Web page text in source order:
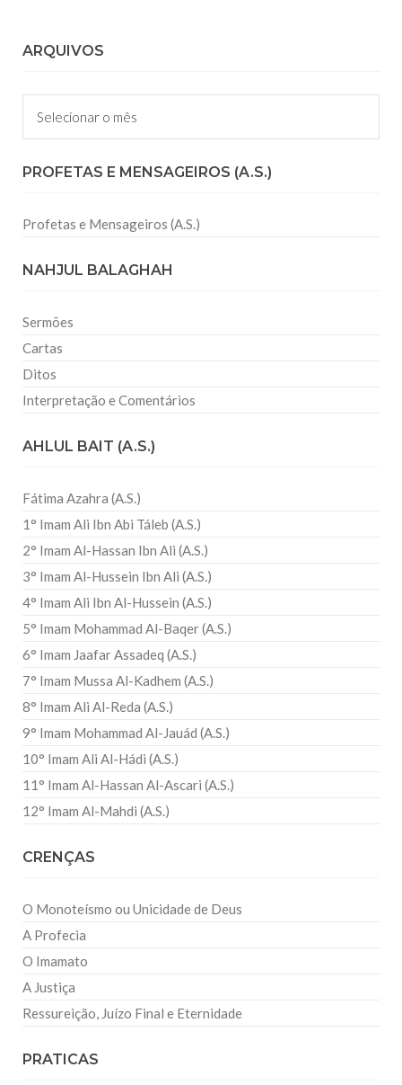
ARQUIVOS
Arquivos
PROFETAS E MENSAGEIROS (A.S.)
Profetas e Mensageiros (A.S.)
NAHJUL BALAGHAH
Sermões
Cartas
Ditos
Interpretação e Comentários
AHLUL BAIT (A.S.)
Fátima Azahra (A.S.)
1° Imam Ali Ibn Abi Táleb (A.S.)
2° Imam Al-Hassan Ibn Ali (A.S.)
3° Imam Al-Hussein Ibn Ali (A.S.)
4° Imam Ali Ibn Al-Hussein (A.S.)
5° Imam Mohammad Al-Baqer (A.S.)
6° Imam Jaafar Assadeq (A.S.)
7° Imam Mussa Al-Kadhem (A.S.)
8° Imam Ali Al-Reda (A.S.)
9° Imam Mohammad Al-Jauád (A.S.)
10° Imam Ali Al-Hádi (A.S.)
11° Imam Al-Hassan Al-Ascari (A.S.)
12° Imam Al-Mahdi (A.S.)
CRENÇAS
O Monoteísmo ou Unicidade de Deus
A Profecia
O Imamato
A Justiça
Ressureição, Juízo Final e Eternidade
PRATICAS